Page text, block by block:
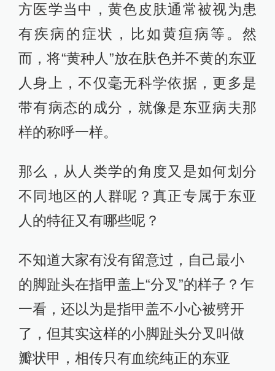
方医学当中，黄色皮肤通常被视为患
有疾病的症状，比如黄疸病等。然
而，将“黄种人”放在肤色并不黄的东亚
人身上，不仅毫无科学依据，更多是
带有病态的成分，就像是东亚病夫那
样的称呼一样。
那么，从人类学的角度又是如何划分
不同地区的人群呢？真正专属于东亚
人的特征又有哪些呢？
不知道大家有没有留意过，自己最小
的脚趾头在指甲盖上“分叉”的样子？乍
一看，还以为是指甲盖不小心被劈开
了，但其实这样的小脚趾头分叉叫做
瓣状甲，相传只有血统纯正的东亚